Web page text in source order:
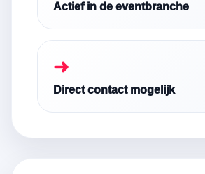
Actief in de eventbranche
➜
Direct contact mogelijk